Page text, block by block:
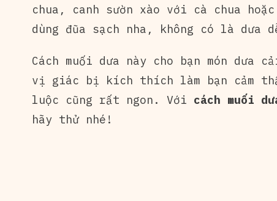
chua, canh sườn xào với cà chua
dùng đũa sạch nha, không có là dưa
Cách muối dưa này cho bạn món dưa
vị giác bị kích thích làm bạn cảm
luộc cũng rất ngon. Với cách muối
hãy thử nhé!